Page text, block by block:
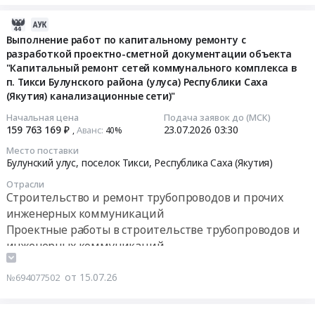
Выполнение работ по капитальному ремонту с
разработкой проектно-сметной документации объекта
"Капитальный ремонт сетей коммунального комплекса в
п. Тикси Булунского района (улуса) Республики Саха
(Якутия) канализационные сети)"
Начальная цена
159 763 169 ₽ Аванс: 40%‍
Подача заявок до (МСК)
23.07.2026 03:30
Место поставки
Булунский улус, поселок Тикси, Республика Саха (Якутия)
Отрасли
Строительство и ремонт трубопроводов и прочих
инженерных коммуникаций
Проектные работы в строительстве трубопроводов и
инженерных коммуникаций
№694077502 от 15.07.26